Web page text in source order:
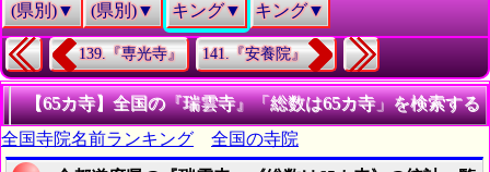
(県別)▼
(県別)▼
キング▼
キング▼
139.『専光寺』 141.『安養院』
【65カ寺】全国の『瑞雲寺』「総数は65カ寺」を検索する
全国寺院名前ランキング
全国の寺院